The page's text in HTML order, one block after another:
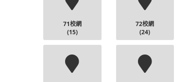
71校網
(15)
72校網
(24)